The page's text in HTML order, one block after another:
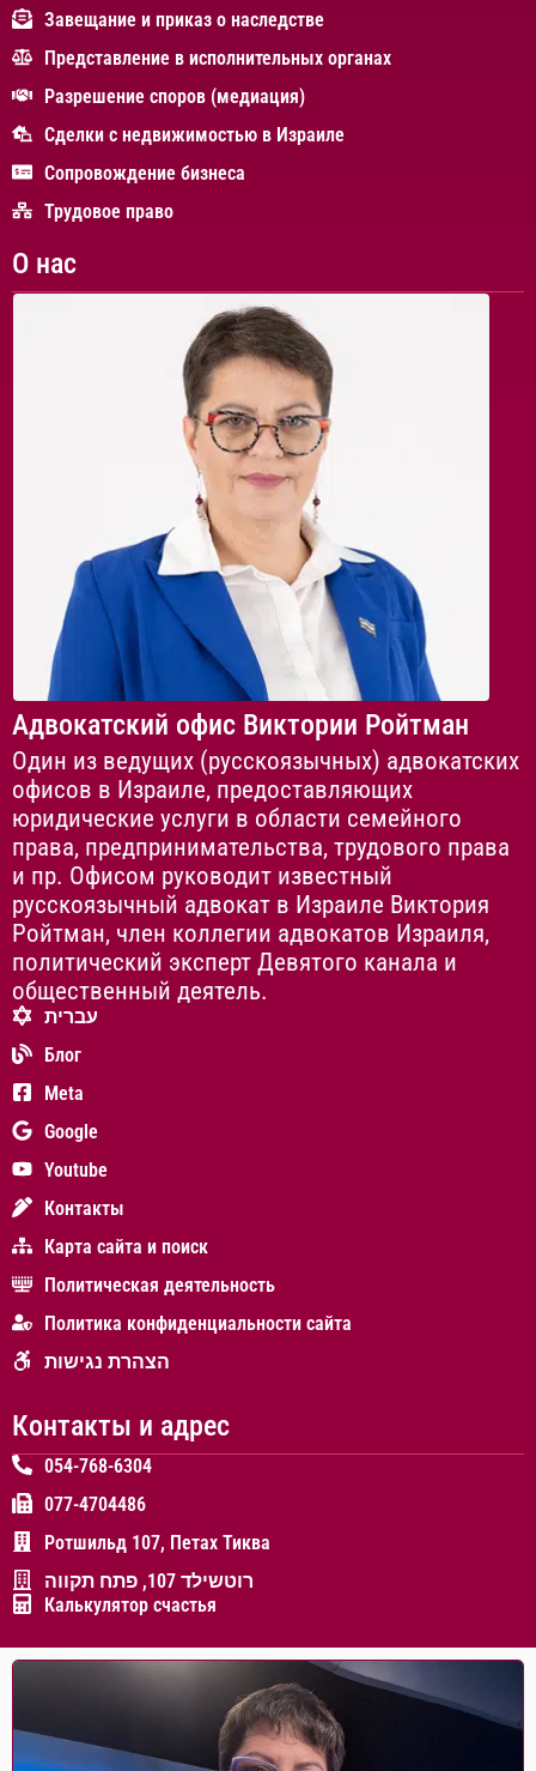
Завещание и приказ о наследстве
Представление в исполнительных органах
Разрешение споров (медиация)
Сделки с недвижимостью в Израиле
Сопровождение бизнеса
Трудовое право
О нас
Адвокатский офис Виктории Ройтман
Один из ведущих (русскоязычных) адвокатских
офисов в Израиле, предоставляющих
юридические услуги в области семейного
права, предпринимательства, трудового права
и пр. Офисом руководит известный
русскоязычный адвокат в Израиле Виктория
Ройтман, член коллегии адвокатов Израиля,
политический эксперт Девятого канала и
общественный деятель.
עברית
Блог
Meta
Google
Youtube
Контакты
Карта сайта и поиск
Политическая деятельность
Политика конфиденциальности сайта
הצהרת נגישות
Контакты и адрес
054-768-6304
077-4704486
Ротшильд 107, Петах Тиква
רוטשילד 107, פתח תקווה
Калькулятор счастья